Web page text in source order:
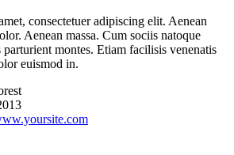
consectetuer adipiscing elit. Aenean
Aenean massa. Cum sociis natoque
parturient montes. Etiam facilisis venenatis
euismod in.